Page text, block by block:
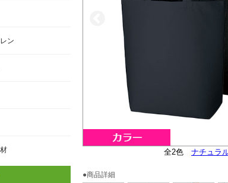
全2色 ナチュラ
A4サイズ
大きさイ
便利な内ポケ
オーガニックコッ
3サイズ展開の真ん
●商品詳細
ン